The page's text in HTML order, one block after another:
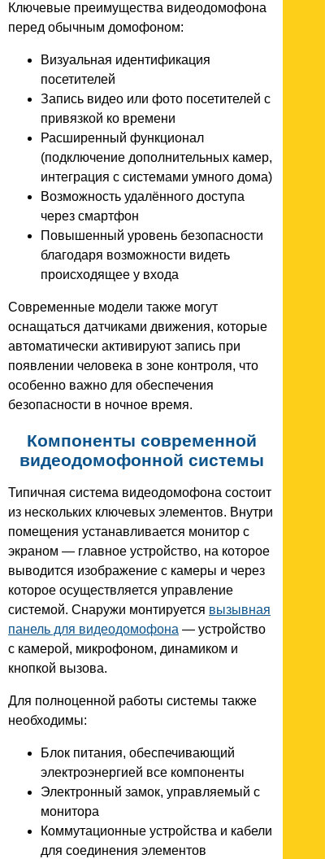
Ключевые преимущества видеодомофона
перед обычным домофоном:
Визуальная идентификация
посетителей
Запись видео или фото посетителей с
привязкой ко времени
Расширенный функционал
(подключение дополнительных камер,
интеграция с системами умного дома)
Возможность удалённого доступа
через смартфон
Повышенный уровень безопасности
благодаря возможности видеть
происходящее у входа
Современные модели также могут
оснащаться датчиками движения, которые
автоматически активируют запись при
появлении человека в зоне контроля, что
особенно важно для обеспечения
безопасности в ночное время.
Компоненты современной
видеодомофонной системы
Типичная система видеодомофона состоит
из нескольких ключевых элементов. Внутри
помещения устанавливается монитор с
экраном — главное устройство, на которое
выводится изображение с камеры и через
которое осуществляется управление
системой. Снаружи монтируется вызывная
панель для видеодомофона — устройство
с камерой, микрофоном, динамиком и
кнопкой вызова.
Для полноценной работы системы также
необходимы:
Блок питания, обеспечивающий
электроэнергией все компоненты
Электронный замок, управляемый с
монитора
Коммутационные устройства и кабели
для соединения элементов